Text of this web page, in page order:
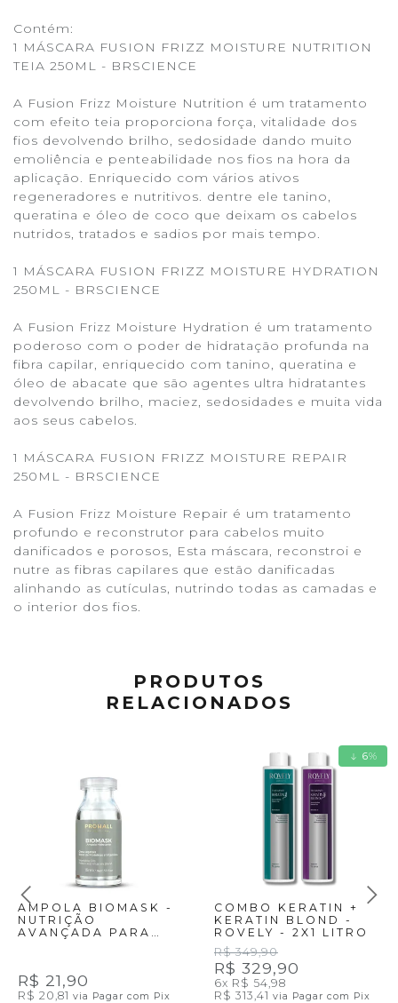
Contém:
1 MÁSCARA FUSION FRIZZ MOISTURE NUTRITION
TEIA 250ML - BRSCIENCE
A Fusion Frizz Moisture Nutrition é um tratamento
com efeito teia proporciona força, vitalidade dos
fios devolvendo brilho, sedosidade dando muito
emoliência e penteabilidade nos fios na hora da
aplicação. Enriquecido com vários ativos
regeneradores e nutritivos. dentre ele tanino,
queratina e óleo de coco que deixam os cabelos
nutridos, tratados e sadios por mais tempo.
1 MÁSCARA FUSION FRIZZ MOISTURE HYDRATION
250ML - BRSCIENCE
A Fusion Frizz Moisture Hydration é um tratamento
poderoso com o poder de hidratação profunda na
fibra capilar, enriquecido com tanino, queratina e
óleo de abacate que são agentes ultra hidratantes
devolvendo brilho, maciez, sedosidades e muita vida
aos seus cabelos.
1 MÁSCARA FUSION FRIZZ MOISTURE REPAIR
250ML - BRSCIENCE
A Fusion Frizz Moisture Repair é um tratamento
profundo e reconstrutor para cabelos muito
danificados e porosos, Esta máscara, reconstroi e
nutre as fibras capilares que estão danificadas
alinhando as cutículas, nutrindo todas as camadas e
o interior dos fios.
PRODUTOS
RELACIONADOS
AMPOLA BIOMASK -
NUTRIÇÃO
AVANÇADA PARA
R$ 21,90
R$ 20,81 via Pagar com Pix
6%
COMBO KERATIN +
KERATIN BLOND -
ROVELY - 2X1 LITRO
R$ 349,90
R$ 329,90
6x R$ 54,98
R$ 313,41 via Pagar com Pix